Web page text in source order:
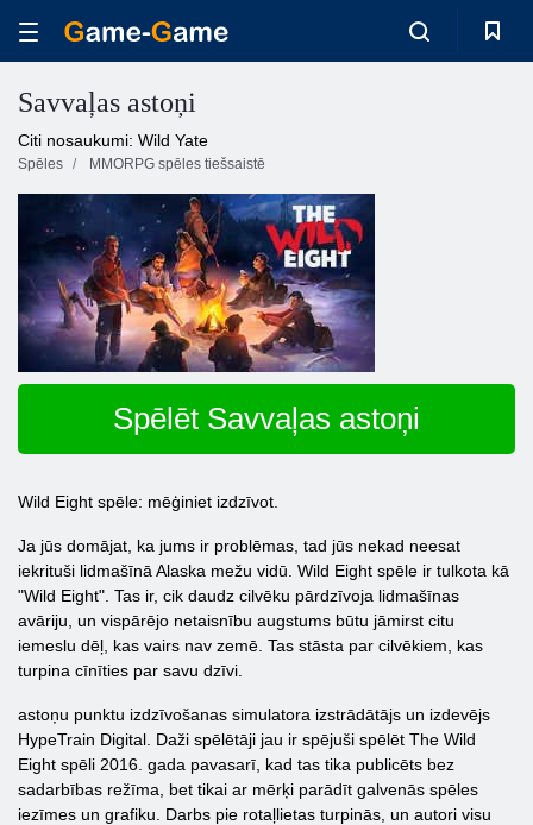
Savvaļas astoņi
Citi nosaukumi: Wild Yate
Spēles MMORPG spēles tiešsaistē
Spēlēt Savvaļas astoņi
Wild Eight spēle: mēģiniet izdzīvot.
Ja jūs domājat, ka jums ir problēmas, tad jūs nekad neesat
iekrituši lidmašīnā Alaska mežu vidū. Wild Eight spēle ir tulkota kā
"Wild Eight". Tas ir, cik daudz cilvēku pārdzīvoja lidmašīnas
avāriju, un vispārējo netaisnību augstums būtu jāmirst citu
iemeslu dēļ, kas vairs nav zemē. Tas stāsta par cilvēkiem, kas
turpina cīnīties par savu dzīvi.
astoņu punktu izdzīvošanas simulatora izstrādātājs un izdevējs
HypeTrain Digital. Daži spēlētāji jau ir spējuši spēlēt The Wild
Eight spēli 2016. gada pavasarī, kad tas tika publicēts bez
sadarbības režīma, bet tikai ar mērķi parādīt galvenās spēles
iezīmes un grafiku. Darbs pie rotaļlietas turpinās, un autori visu